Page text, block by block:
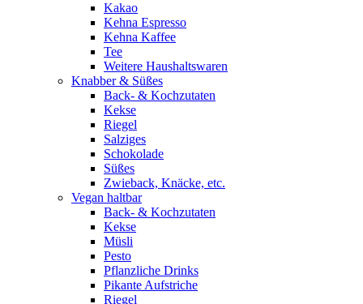
Kakao
Kehna Espresso
Kehna Kaffee
Tee
Weitere Haushaltswaren
Knabber & Süßes
Back- & Kochzutaten
Kekse
Riegel
Salziges
Schokolade
Süßes
Zwieback, Knäcke, etc.
Vegan haltbar
Back- & Kochzutaten
Kekse
Müsli
Pesto
Pflanzliche Drinks
Pikante Aufstriche
Riegel